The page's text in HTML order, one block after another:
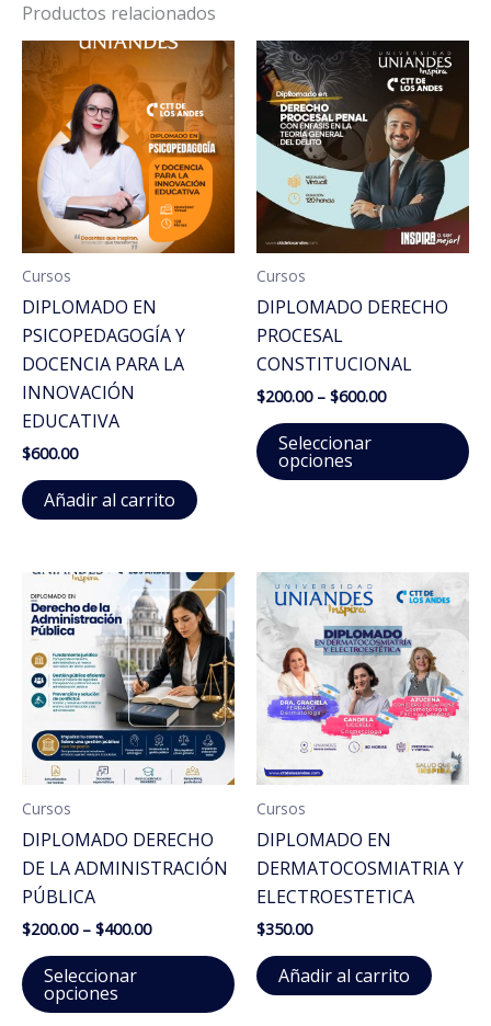
Productos relacionados
Cursos
DIPLOMADO EN
PSICOPEDAGOGÍA Y
DOCENCIA PARA LA
INNOVACIÓN
EDUCATIVA
$600.00
Añadir al carrito
Cursos
DIPLOMADO DERECHO
PROCESAL
CONSTITUCIONAL
$200.00 – $600.00Price
Seleccionar
opciones
Cursos
DIPLOMADO DERECHO
DE LA ADMINISTRACIÓN
PÚBLICA
$200.00 – $400.00Price
Seleccionar
opciones
Este
producto
Cursos
DIPLOMADO EN
DERMATOCOSMIATRIA Y
ELECTROESTETICA
$350.00
Añadir al carrito